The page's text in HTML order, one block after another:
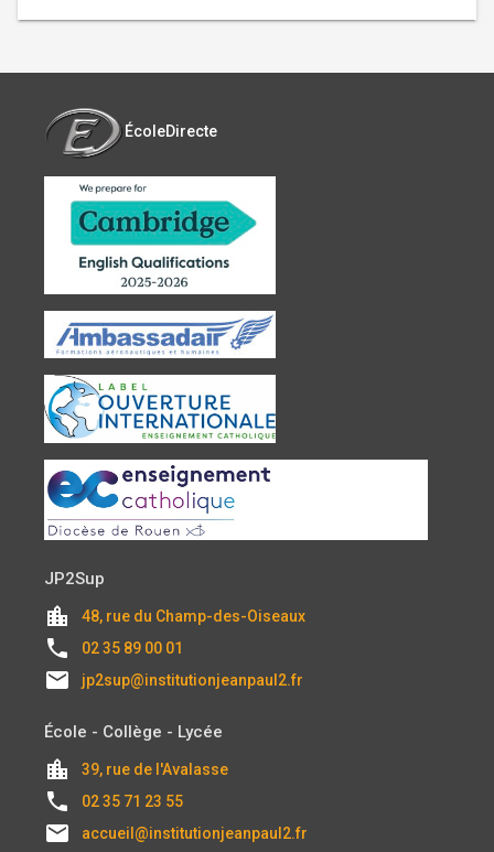
ÉcoleDirecte
JP2Sup
location_city 48, rue du Champ-des-Oiseaux
local_phone 02 35 89 00 01
email jp2sup@institutionjeanpaul2.fr
École - Collège - Lycée
location_city 39, rue de l'Avalasse
local_phone 02 35 71 23 55
email accueil@institutionjeanpaul2.fr